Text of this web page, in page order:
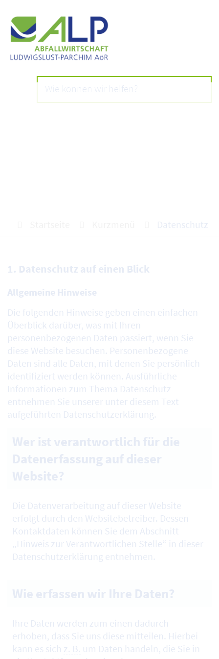
Datenschutz
1. Datenschutz auf einen Blick
Allgemeine Hinweise
Die folgenden Hinweise geben einen einfachen
Überblick darüber, was mit Ihren
personenbezogenen Daten passiert, wenn Sie
diese Website besuchen. Personenbezogene
Daten sind alle Daten, mit denen Sie persönlich
identifiziert werden können. Ausführliche
Informationen zum Thema Datenschutz
entnehmen Sie unserer unter diesem Text
aufgeführten Datenschutzerklärung.
Die Datenverarbeitung auf dieser Website
erfolgt durch den Websitebetreiber. Dessen
Kontaktdaten können Sie dem Abschnitt
„Hinweis zur Verantwortlichen Stelle“ in dieser
Datenschutzerklärung entnehmen.
Ihre Daten werden zum einen dadurch
erhoben, dass Sie uns diese mitteilen. Hierbei
kann es sich z. B. um Daten handeln, die Sie in